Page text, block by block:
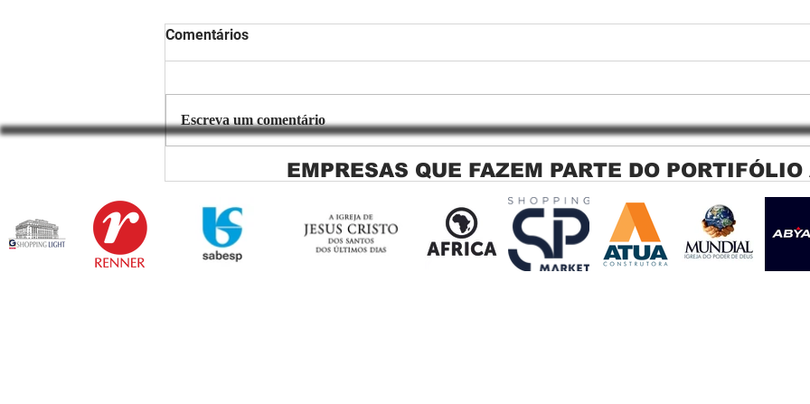
Copiar de Persiana Rolo Tela
Sacada Perfeita no Link
Sapopemba!
Persiana Rolo Tela Solar: O
Segredo para uma Sacada
Perfeita no Link Sapopemba!
Comentários
Escreva um comentário
EMPRESAS QUE FAZEM PARTE DO